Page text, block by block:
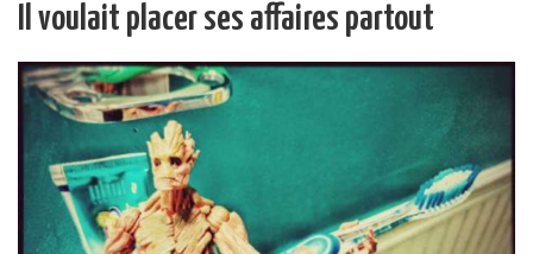
Il voulait placer ses affaires partout